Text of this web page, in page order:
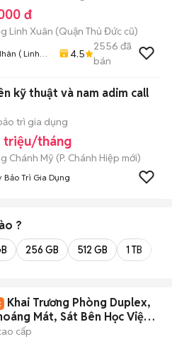
đ
Linh Xuân (Quận Thủ Đức cũ)
( Linh
4.5
2556 đã
bán
kỹ thuật và nam adim call
trì gia dụng
triệu/tháng
Chánh Mỹ (P. Chánh Hiệp mới)
Bảo Trì Gia Dụng
?
256 GB 512 GB 1 TB
Khai Trương Phòng Duplex,
Mát, Sát Bên Học Viện
cấp